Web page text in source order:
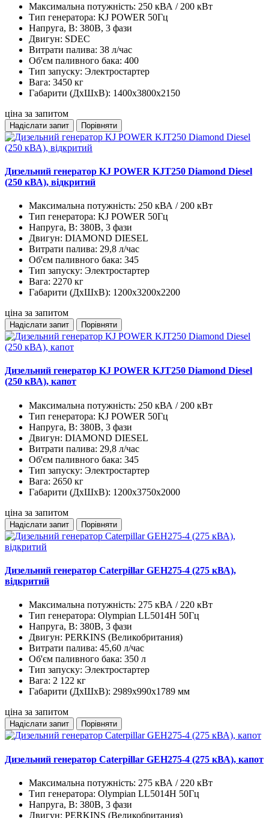
Максимальна потужність: 250 кВА / 200 кВт
Тип генератора: KJ POWER 50Гц
Напруга, В: 380В, 3 фази
Двигун: SDEC
Витрати палива: 38 л/час
Об'єм паливного бака: 400
Тип запуску: Электростартер
Вага: 3450 кг
Габарити (ДхШхВ): 1400x3800x2150
ціна за запитом
Надіслати запит Порівняти
Дизельний генератор KJ POWER KJT250 Diamond Diesel
(250 кВА), відкритий
Максимальна потужність: 250 кВА / 200 кВт
Тип генератора: KJ POWER 50Гц
Напруга, В: 380В, 3 фази
Двигун: DIAMOND DIESEL
Витрати палива: 29,8 л/час
Об'єм паливного бака: 345
Тип запуску: Электростартер
Вага: 2270 кг
Габарити (ДхШхВ): 1200x3200x2200
ціна за запитом
Надіслати запит Порівняти
Дизельний генератор KJ POWER KJT250 Diamond Diesel
(250 кВА), капот
Максимальна потужність: 250 кВА / 200 кВт
Тип генератора: KJ POWER 50Гц
Напруга, В: 380В, 3 фази
Двигун: DIAMOND DIESEL
Витрати палива: 29,8 л/час
Об'єм паливного бака: 345
Тип запуску: Электростартер
Вага: 2650 кг
Габарити (ДхШхВ): 1200x3750x2000
ціна за запитом
Надіслати запит Порівняти
Дизельний генератор Caterpillar GEH275-4 (275 кВА),
відкритий
Максимальна потужність: 275 кВА / 220 кВт
Тип генератора: Olympian LL5014H 50Гц
Напруга, В: 380В, 3 фази
Двигун: PERKINS (Великобритания)
Витрати палива: 45,60 л/час
Об'єм паливного бака: 350 л
Тип запуску: Электростартер
Вага: 2 122 кг
Габарити (ДхШхВ): 2989х990х1789 мм
ціна за запитом
Надіслати запит Порівняти
Дизельний генератор Caterpillar GEH275-4 (275 кВА), капот
Максимальна потужність: 275 кВА / 220 кВт
Тип генератора: Olympian LL5014H 50Гц
Напруга, В: 380В, 3 фази
Двигун: PERKINS (Великобритания)